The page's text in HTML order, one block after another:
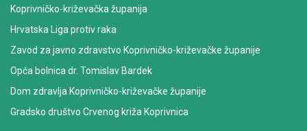
Koprivničko-križevačka županija
Hrvatska Liga protiv raka
Zavod za javno zdravstvo Koprivničko-križevačke županije
Opća bolnica dr. Tomislav Bardek
Dom zdravlja Koprivničko-križevačke županije
Gradsko društvo Crvenog križa Koprivnica